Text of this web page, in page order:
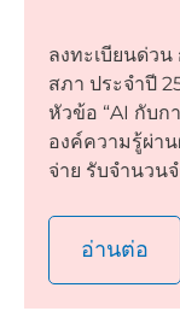
ลงทะเบียนด่ว
สภา ประจำปี
หัวข้อ “AI กับก
องค์ความรู้ผ่า
จ่าย รับจำนวน
อ่านต่อ